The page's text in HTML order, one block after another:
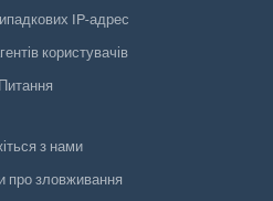
IP-адрес
користувачів
Питання
з нами
про зловживання